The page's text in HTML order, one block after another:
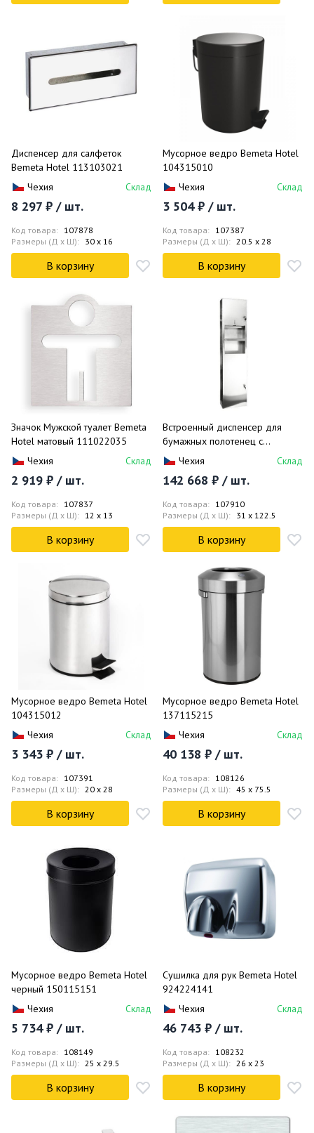
Диспенсер для салфеток
Bemeta Hotel 113103021
Чехия
Склад
8 297 ₽ / шт.
Код товара: 107878
Размеры (Д x Ш): 30 x 16
В корзину
Мусорное ведро Bemeta Hotel
104315010
Чехия
Склад
3 504 ₽ / шт.
Код товара: 107387
Размеры (Д x Ш): 20.5 x 28
В корзину
Значок Мужской туалет Bemeta
Hotel матовый 111022035
Чехия
Склад
2 919 ₽ / шт.
Код товара: 107837
Размеры (Д x Ш): 12 x 13
В корзину
Встроенный диспенсер для
бумажных полотенец с
мусорной корзиной Bemeta
Чехия Склад
142 668 ₽ / шт.
Код товара: 107910
Размеры (Д x Ш): 31 x 122.5
В корзину
Мусорное ведро Bemeta Hotel
104315012
Чехия
Склад
3 343 ₽ / шт.
Код товара: 107391
Размеры (Д x Ш): 20 x 28
В корзину
Мусорное ведро Bemeta Hotel
137115215
Чехия
Склад
40 138 ₽ / шт.
Код товара: 108126
Размеры (Д x Ш): 45 x 75.5
В корзину
Мусорное ведро Bemeta Hotel
черный 150115151
Чехия
Склад
5 734 ₽ / шт.
Код товара: 108149
Размеры (Д x Ш): 25 x 29.5
В корзину
Сушилка для рук Bemeta Hotel
924224141
Чехия
Склад
46 743 ₽ / шт.
Код товара: 108232
Размеры (Д x Ш): 26 x 23
В корзину